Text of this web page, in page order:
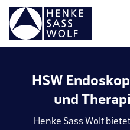
HSW
und
Henke Sass Wolf